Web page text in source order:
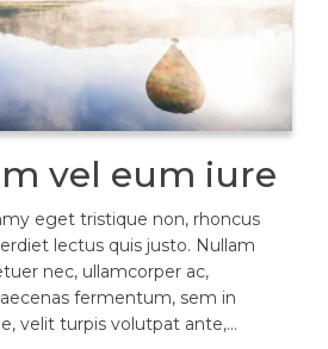
vel eum iure
eget tristique non, rhoncus
lectus quis justo. Nullam
nec, ullamcorper ac,
fermentum, sem in
velit turpis volutpat ante,…